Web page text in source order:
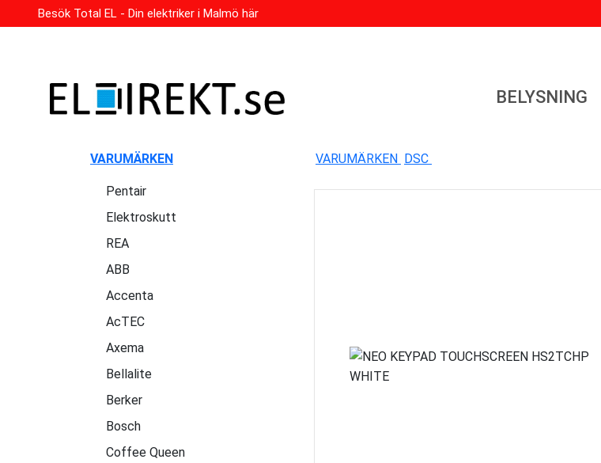
Besök Total EL - Din elektriker i Malmö här
BELYSNING
VARUMÄRKEN
Pentair
Elektroskutt
REA
ABB
Accenta
AcTEC
Axema
Bellalite
Berker
Bosch
Coffee Queen
VARUMÄRKEN DSC